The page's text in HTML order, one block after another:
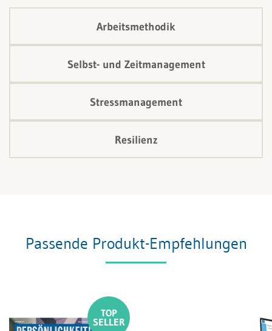
Arbeitsmethodik
Selbst- und Zeitmanagement
Stressmanagement
Resilienz
Passende Produkt-Empfehlungen